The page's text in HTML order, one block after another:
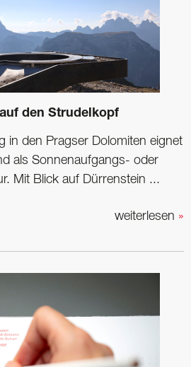
den Strudelkopf
in den Pragser Dolomiten eignet
als Sonnenaufgangs- oder
Mit Blick auf Dürrenstein ...
weiterlesen »